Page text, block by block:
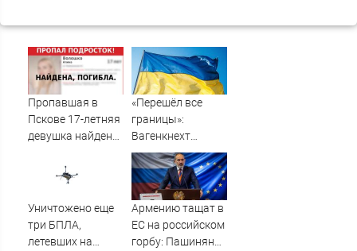
Пропавшая в
Пскове 17-летняя
девушка найдена
«Перешёл все
границы»:
Вагенкнехт
жёстко ответила
послу Украины
Уничтожено еще
три БПЛА,
летевших на
Армению тащат в
ЕС на российском
горбу: Пашинян